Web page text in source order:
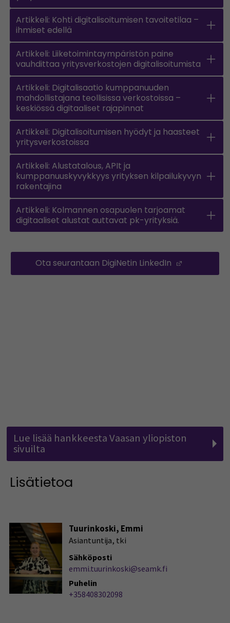
Artikkeli: Kohti digitalisoitumisen tavoitetilaa –
ihmiset edellä
Artikkeli: Liiketoimintaympäristön paine
vauhdittaa yritysverkostojen digitalisoitumista
Artikkeli: Digitalisaatio kumppanuuden
mahdollistajana teollisissa verkostoissa –
keskiössä digitaaliset rajapinnat
Artikkeli: Digitalisoitumisen hyödyt ja haasteet
yritysverkostoissa
Artikkeli: Alustatalous, APIt ja
kumppanuuskyvykkyys yrityksen kilpailukyvyn
rakentajina
Artikkeli: Kolmannen osapuolen tarjoamat
digitaaliset alustat auttavat pk-yrityksiä.
Ota seurantaan DigiNetin LinkedIn
Lue lisää hankkeesta Vaasan yliopiston
sivuilta
Lisätietoa
Tuurinkoski, Emmi
Asiantuntija, tki
Sähköposti
emmi.tuurinkoski@seamk.fi
Puhelin
+358408302098